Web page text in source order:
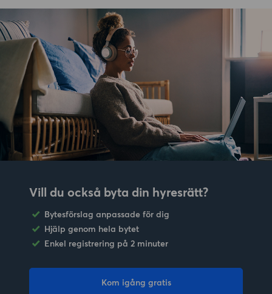
Vill du också byta din hyresrätt?
Bytesförslag anpassade för dig
Hjälp genom hela bytet
Enkel registrering på 2 minuter
Kom igång gratis